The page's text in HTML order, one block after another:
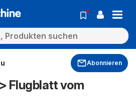
Abonnieren
Flugblatt vom